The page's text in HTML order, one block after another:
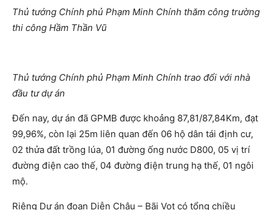
Thủ tướng Chính phủ Phạm Minh Chính thăm công trường
thi công Hầm Thần Vũ
Thủ tướng Chính phủ Phạm Minh Chính trao đổi với nhà
đầu tư dự án
Đến nay, dự án đã GPMB được khoảng 87,81/87,84Km, đạt
99,96%, còn lại 25m liên quan đến 06 hộ dân tái định cư,
02 thửa đất trồng lúa, 01 đường ống nước D800, 05 vị trí
đường điện cao thế, 04 đường điện trung hạ thế, 01 ngôi
mộ.
Riêng Dự án đoạn Diễn Châu – Bãi Vọt có tổng chiều